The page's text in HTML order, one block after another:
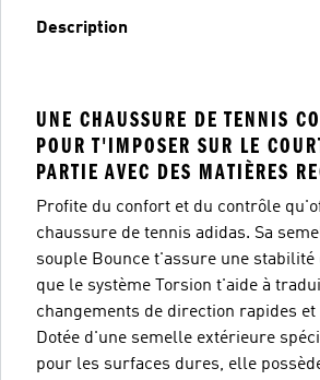
Description
UNE CHAUSSURE DE TENNIS
POUR T'IMPOSER SUR LE
PARTIE AVEC DES MATIÈRES
Profite du confort et du contrôle
chaussure de tennis adidas. Sa
souple Bounce t'assure une stabilité
que le système Torsion t'aide à
changements de direction rapides et
Dotée d'une semelle extérieure
pour les surfaces dures, elle